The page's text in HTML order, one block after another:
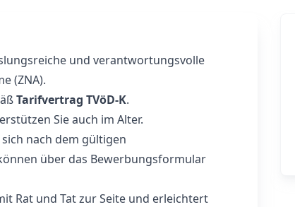
und verantwortungsvolle
(ZNA).
Tarifvertrag TVöD-K.
Sie auch im Alter.
nach dem gültigen
über das Bewerbungsformular
Rat und Tat zur Seite und erleichtert